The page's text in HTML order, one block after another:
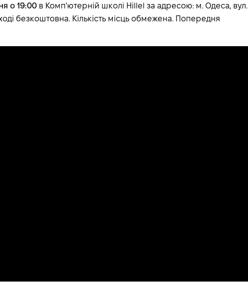
о 19:00в Комп'ютерній школі Hillel за адресою: м. Одеса, вул.
безкоштовна. Кількість місць обмежена. Попередня